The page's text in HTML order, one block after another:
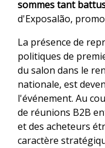
sommes tant
d'Exposalão,
La présence de
politiques de
du salon dans le
nationale, est
l'événement. Au
de réunions B2B
et des acheteurs
caractère